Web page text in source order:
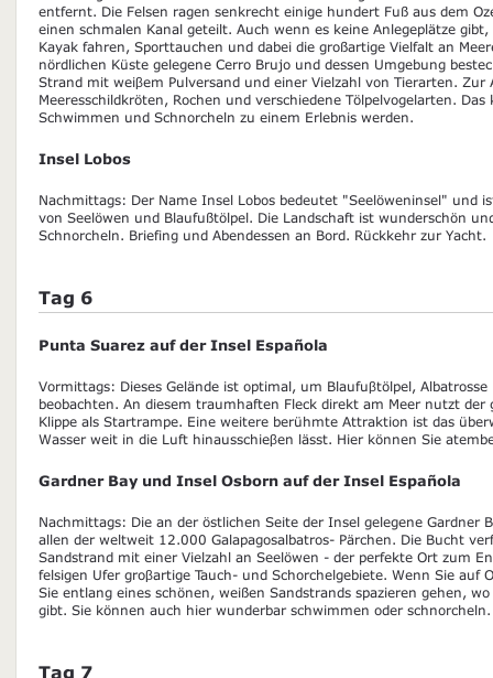
entfernt. Die Felsen ragen senkrecht einige hundert Fuß aus dem
einen schmalen Kanal geteilt. Auch wenn es keine Anlegeplätze
Kayak fahren, Sporttauchen und dabei die großartige Vielfalt an
nördlichen Küste gelegene Cerro Brujo und dessen Umgebung
Strand mit weiβem Pulversand und einer Vielzahl von Tierarten. Zur
Meeresschildkröten, Rochen und verschiedene Tölpelvogelarten. Das
Schwimmen und Schnorcheln zu einem Erlebnis werden.
Insel Lobos
Nachmittags: Der Name Insel Lobos bedeutet "Seelöweninsel" und
von Seelöwen und Blaufußtölpel. Die Landschaft ist wunderschön
Schnorcheln. Briefing und Abendessen an Bord. Rückkehr zur Yacht.
Tag 6
Punta Suarez auf der Insel Española
Vormittags: Dieses Gelände ist optimal, um Blaufuβtölpel, Albatrosse
beobachten. An diesem traumhaften Fleck direkt am Meer nutzt der
Klippe als Startrampe. Eine weitere berühmte Attraktion ist das
Wasser weit in die Luft hinausschieβen lässt. Hier können Sie
Gardner Bay und Insel Osborn auf der Insel Española
Nachmittags: Die an der östlichen Seite der Insel gelegene Gardner
allen der weltweit 12.000 Galapagosalbatros- Pärchen. Die Bucht
Sandstrand mit einer Vielzahl an Seelöwen - der perfekte Ort zum
felsigen Ufer groβartige Tauch- und Schorchelgebiete. Wenn Sie auf
Sie entlang eines schönen, weißen Sandstrands spazieren gehen,
gibt. Sie können auch hier wunderbar schwimmen oder schnorcheln.
Tag 7